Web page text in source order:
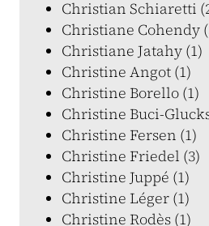
Christian Schiaretti
Christiane Cohendy
Christiane Jatahy (1)
Christine Angot (1)
Christine Borello (1)
Christine Buci-
Christine Fersen (1)
Christine Friedel (3)
Christine Juppé (1)
Christine Léger (1)
Christine Rodès (1)